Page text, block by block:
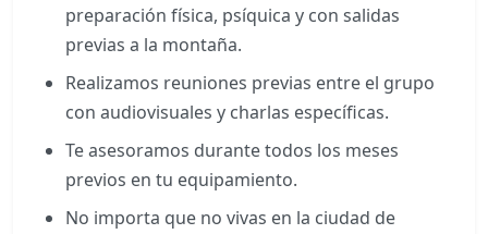
preparación física, psíquica y con salidas
previas a la montaña.
Realizamos reuniones previas entre el grupo
con audiovisuales y charlas específicas.
Te asesoramos durante todos los meses
previos en tu equipamiento.
No importa que no vivas en la ciudad de